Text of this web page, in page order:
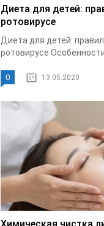
Диета для детей:
ротовирусе
Диета для детей:
ротовирусе
0 13.05.2020